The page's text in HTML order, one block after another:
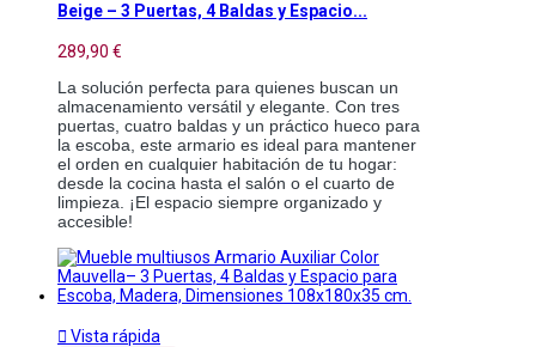
Beige – 3 Puertas, 4 Baldas y Espacio...
289,90 €
La solución perfecta para quienes buscan un
almacenamiento versátil y elegante. Con tres
puertas, cuatro baldas y un práctico hueco para
la escoba, este armario es ideal para mantener
el orden en cualquier habitación de tu hogar:
desde la cocina hasta el salón o el cuarto de
limpieza. ¡El espacio siempre organizado y
accesible!
 Vista rápida